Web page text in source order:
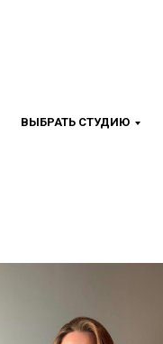
ВЫБРАТЬ СТУДИЮ